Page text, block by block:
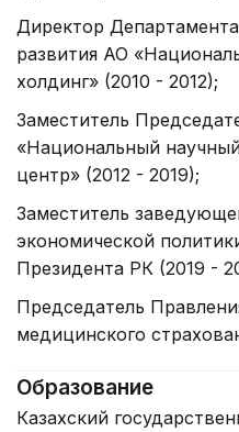
Директор Департамента
развития АО
холдинг» (2010 - 2012);
Заместитель
«Национальный
центр» (2012 - 2019);
Заместитель
экономической
Президента РК (2019 -
Председатель
медицинского
Образование
Казахский